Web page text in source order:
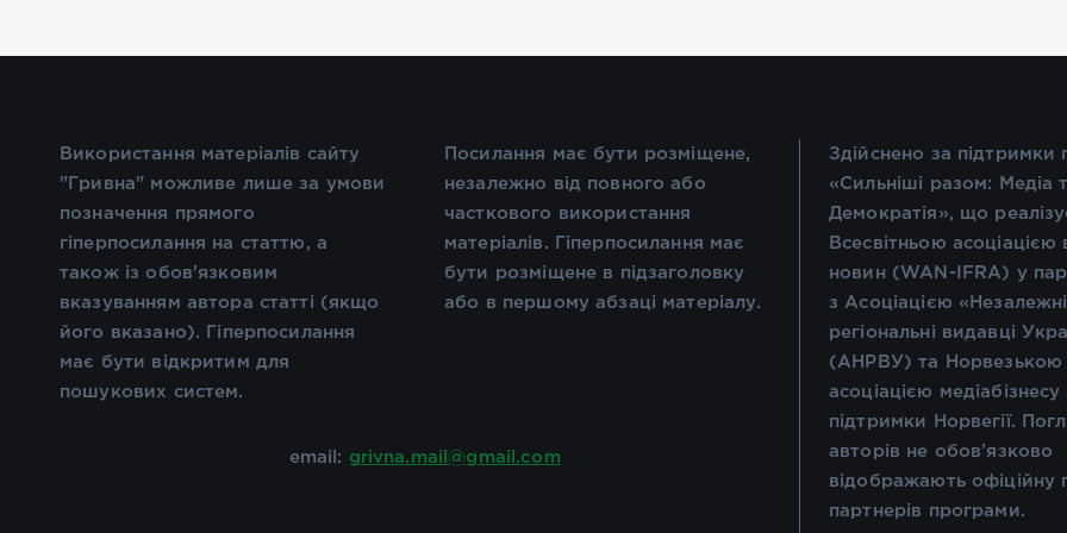
Використання матеріалів сайту
"Гривна" можливе лише за умови
позначення прямого
гіперпосилання на статтю, а
також із обов'язковим
вказуванням автора статті (якщо
його вказано). Гіперпосилання
має бути відкритим для
пошукових систем.
email: grivna.mail@gmail.com
Посилання має бути розміщене,
незалежно від повного або
часткового використання
матеріалів. Гіперпосилання має
бути розміщене в підзаголовку
або в першому абзаці матеріалу.
Здійснено за підтримки
«Сильніші разом: Медіа
Демократія», що
Всесвітньою асоціацією
новин (WAN-IFRA) у
з Асоціацією «Незалежні
регіональні видавці
(АНРВУ) та Норвезькою
асоціацією
підтримки Норвегії.
авторів не обов’язково
відображають офіційну
партнерів програми.